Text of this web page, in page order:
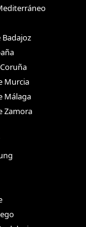
Badajoz
Murcia
Málaga
Zamora